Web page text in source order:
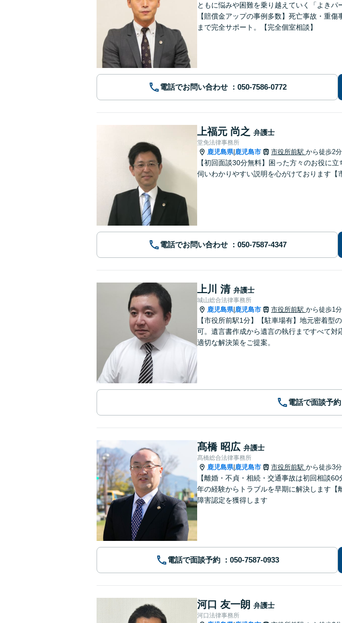
ともに悩みや困難を乗り越えていく「よきパ
【賠償金アップの事例多数】死亡事故・重
まで完全サポート。【完全個室相談】
電話でお問い合わせ
上福元 尚之 弁護士
堂免法律事務所
鹿児島県| 鹿児島市 市役所前駅 から徒歩2分
【初回面談30分無料】困った方々のお役に
伺いわかりやすい説明を心がけております【
電話でお問い合わせ
上川 清 弁護士
城山総合法律事務所
鹿児島県| 鹿児島市 市役所前駅 から徒歩1分
【市役所前駅1分】【駐車場有】地元密着
可。遺言書作成から遺言の執行まですべて
適切な解決策をご提案。
電話で面談予約
髙橋 昭広 弁護士
髙橋総合法律事務所
鹿児島県| 鹿児島市 市役所前駅 から徒歩3分
【離婚・不貞・相続・交通事故は初回相談
年の経験からトラブルを早期に解決します
障害認定を獲得します
電話で面談予約
河口 友一朗 弁護士
河口法律事務所